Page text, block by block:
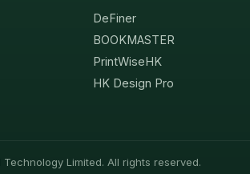
DeFiner
BOOKMASTER
PrintWiseHK
HK Design Pro
Limited. All rights reserved.